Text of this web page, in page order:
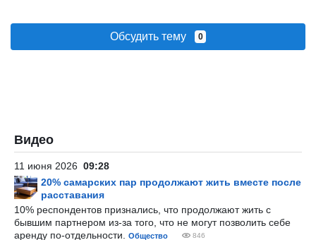
Обсудить тему 0
Видео
11 июня 2026 09:28
20% самарских пар продолжают жить вместе после
расставания
10% респондентов признались, что продолжают жить с
бывшим партнером из-за того, что не могут позволить себе
аренду по-отдельности.
Общество 846